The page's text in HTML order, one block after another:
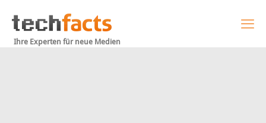
Ihre Experten für neue Medien